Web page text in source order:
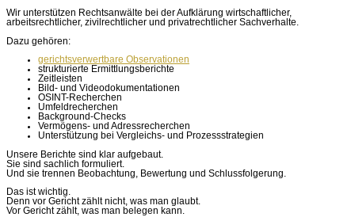
Wir unterstützen Rechtsanwälte bei der Aufklärung wirtschaftlicher,
arbeitsrechtlicher, zivilrechtlicher und privatrechtlicher Sachverhalte.
Dazu gehören:
gerichtsverwertbare Observationen
strukturierte Ermittlungsberichte
Zeitleisten
Bild- und Videodokumentationen
OSINT-Recherchen
Umfeldrecherchen
Background-Checks
Vermögens- und Adressrecherchen
Unterstützung bei Vergleichs- und Prozessstrategien
Unsere Berichte sind klar aufgebaut.
Sie sind sachlich formuliert.
Und sie trennen Beobachtung, Bewertung und Schlussfolgerung.
Das ist wichtig.
Denn vor Gericht zählt nicht, was man glaubt.
Vor Gericht zählt, was man belegen kann.